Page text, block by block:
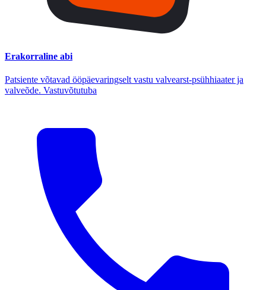
Erakorraline abi
Patsiente võtavad ööpäevaringselt vastu valvearst-psühhiaater ja
valveõde. Vastuvõtutuba